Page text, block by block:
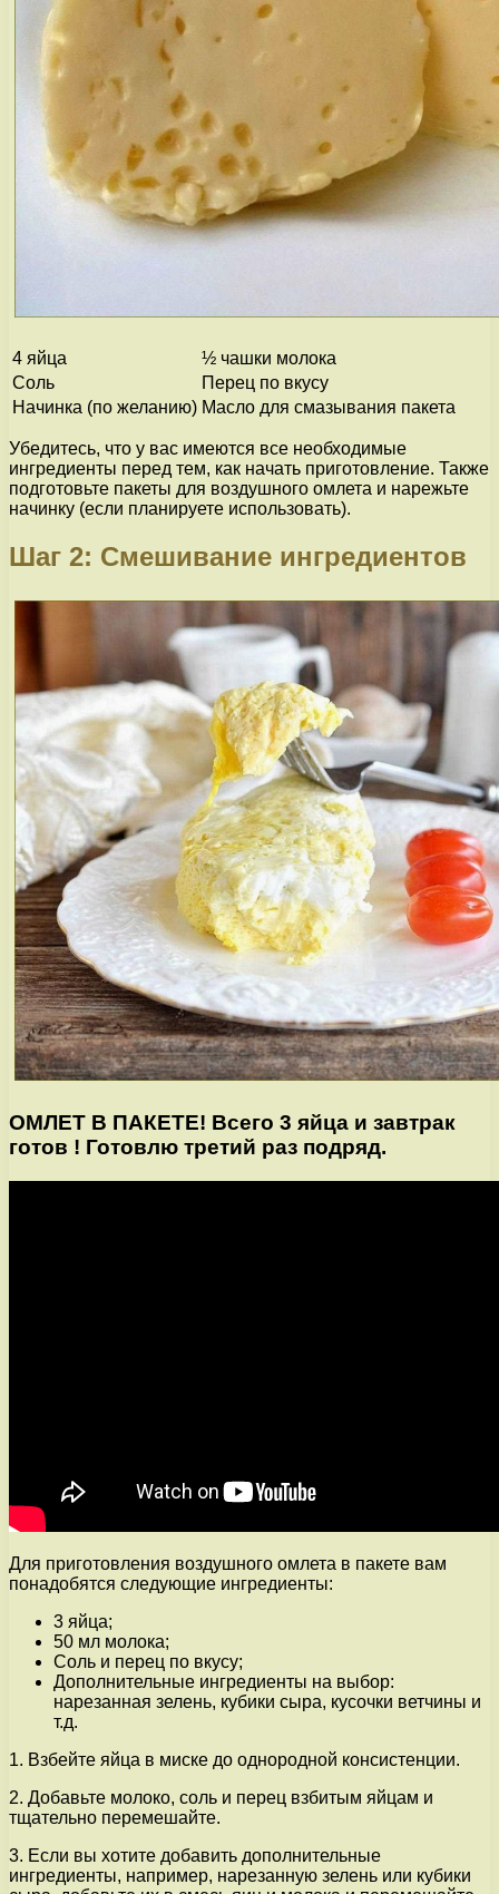
4 яйца
½ чашки молока
Соль
Перец по вкусу
Начинка (по желанию) Масло для смазывания пакета
Убедитесь, что у вас имеются все необходимые
ингредиенты перед тем, как начать приготовление. Также
подготовьте пакеты для воздушного омлета и нарежьте
начинку (если планируете использовать).
Шаг 2: Смешивание ингредиентов
ОМЛЕТ В ПАКЕТЕ! Всего 3 яйца и завтрак
готов ! Готовлю третий раз подряд.
Для приготовления воздушного омлета в пакете вам
понадобятся следующие ингредиенты:
3 яйца;
50 мл молока;
Соль и перец по вкусу;
Дополнительные ингредиенты на выбор:
нарезанная зелень, кубики сыра, кусочки ветчины и
т.д.
1. Взбейте яйца в миске до однородной консистенции.
2. Добавьте молоко, соль и перец взбитым яйцам и
тщательно перемешайте.
3. Если вы хотите добавить дополнительные
ингредиенты, например, нарезанную зелень или кубики